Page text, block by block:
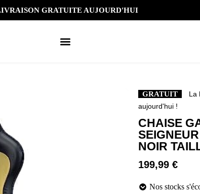
GRATUITE AUJOURD'HUI
GRATUIT
La
aujourd'hui !
CHAISE
NOIR
199,99 €
Nos stocks